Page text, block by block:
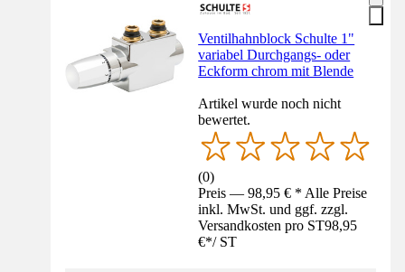
Ventilhahnblock Schulte 1"
variabel Durchgangs- oder
Eckform chrom mit Blende
Artikel wurde noch nicht
bewertet.
(0)
Preis — 98,95 € * Alle Preise
inkl. MwSt. und ggf. zzgl.
Versandkosten pro ST98,95
€*/ ST